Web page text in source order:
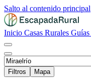
Salto al contenido principal
Inicio Casas Rurales Guías
Filtros
Mapa